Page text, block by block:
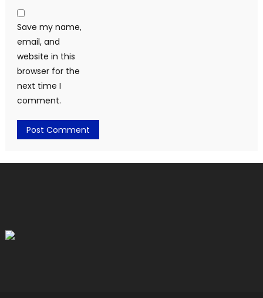
Save my name,
email, and
website in this
browser for the
next time I
comment.